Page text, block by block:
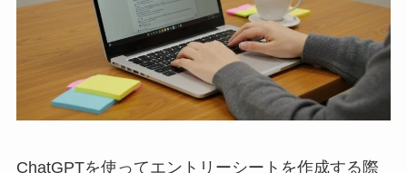
ChatGPTを使ってエントリーシートを作成する際